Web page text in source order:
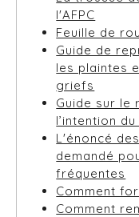
l'AFPC
Feuille de
Guide de
les plaintes
griefs
Guide sur le
l’intention
L'énoncé
demandé
fréquentes
Comment
Comment